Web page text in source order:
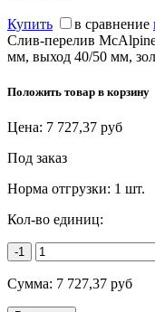
Купить в сравнение
Слив-перелив
мм, выход 40/50 мм,
Положить товар в корзину
Цена: 7 727,37 руб
Под заказ
Норма отгрузки: 1 шт.
Кол-во единиц:
-1
Сумма: 7 727,37 руб